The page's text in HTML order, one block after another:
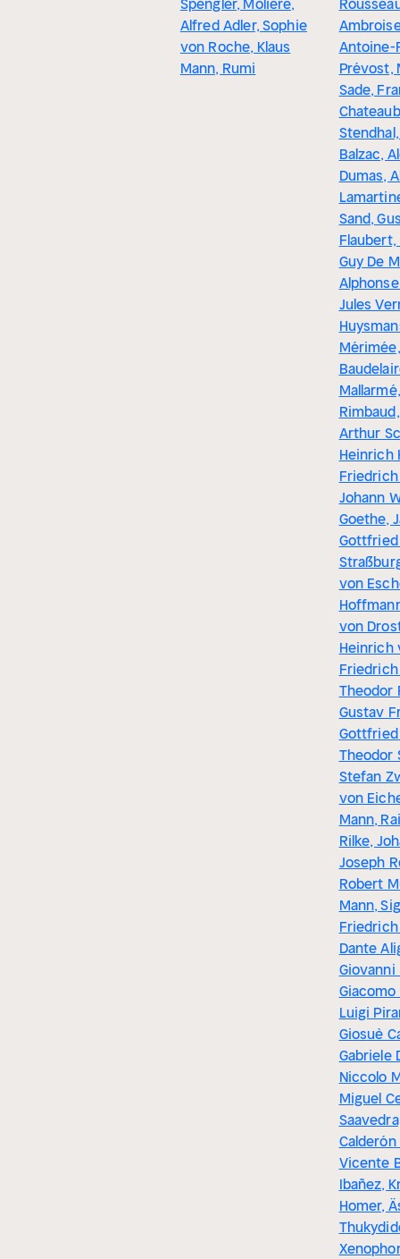
Spengler, Moliere,
Alfred Adler, Sophie
von Roche, Klaus
Mann, Rumi
Antoine-
Prévost,
Sade,
Balzac,
Dumas,
Sand,
Flaubert,
Guy De
Jules
Arthur
Heinrich
Johann
Goethe,
von
von
Heinrich
Theodor
Gustav
Gottfried
Theodor
Stefan
von
Mann,
Rilke,
Joseph
Robert
Mann,
Dante
Giacomo
Luigi
Giosuè
Gabriele
Niccolo
Miguel
Vicente
Ibañez,
Homer,